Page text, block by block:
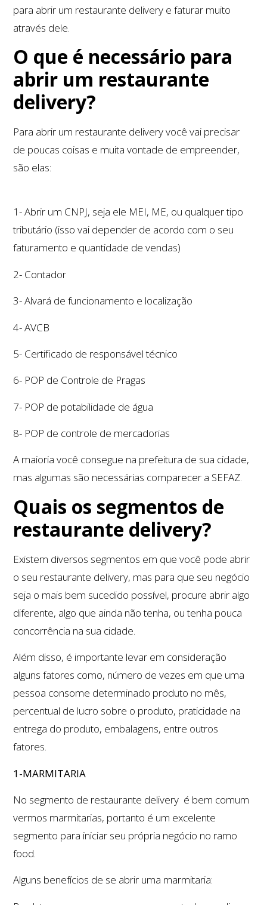
para abrir um restaurante delivery e faturar muito
através dele.
O que é necessário para
abrir um restaurante
delivery?
Para abrir um restaurante delivery você vai precisar
de poucas coisas e muita vontade de empreender,
são elas:
1- Abrir um CNPJ, seja ele MEI, ME, ou qualquer tipo
tributário (isso vai depender de acordo com o seu
faturamento e quantidade de vendas)
2- Contador
3- Alvará de funcionamento e localização
4- AVCB
5- Certificado de responsável técnico
6- POP de Controle de Pragas
7- POP de potabilidade de água
8- POP de controle de mercadorias
A maioria você consegue na prefeitura de sua cidade,
mas algumas são necessárias comparecer a SEFAZ.
Quais os segmentos de
restaurante delivery?
Existem diversos segmentos em que você pode abrir
o seu restaurante delivery, mas para que seu negócio
seja o mais bem sucedido possível, procure abrir algo
diferente, algo que ainda não tenha, ou tenha pouca
concorrência na sua cidade.
Além disso, é importante levar em consideração
alguns fatores como, número de vezes em que uma
pessoa consome determinado produto no mês,
percentual de lucro sobre o produto, praticidade na
entrega do produto, embalagens, entre outros
fatores.
1-MARMITARIA
No segmento de restaurante delivery é bem comum
vermos marmitarias, portanto é um excelente
segmento para iniciar seu própria negócio no ramo
food.
Alguns benefícios de se abrir uma marmitaria: